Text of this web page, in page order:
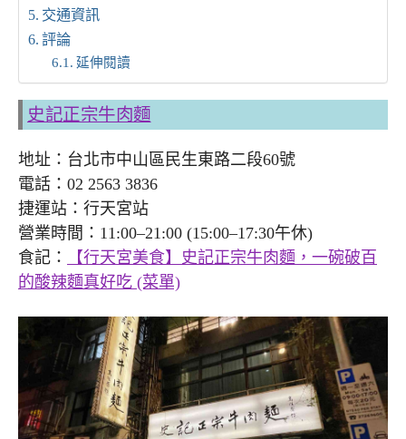
交通資訊
評論
延伸閱讀
史記正宗牛肉麵
地址：台北市中山區民生東路二段60號
電話：02 2563 3836
捷運站：行天宮站
營業時間：11:00–21:00 (15:00–17:30午休)
食記：
【行天宮美食】史記正宗牛肉麵，一碗破百
的酸辣麵真好吃 (菜單)